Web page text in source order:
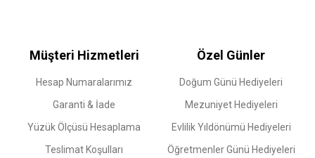
Müşteri Hizmetleri
Hesap Numaralarımız
Garanti & İade
Yüzük Ölçüsü Hesaplama
Teslimat Koşulları
Özel Günler
Doğum Günü Hediyeleri
Mezuniyet Hediyeleri
Evlilik Yıldönümü Hediyeleri
Öğretmenler Günü Hediyeleri